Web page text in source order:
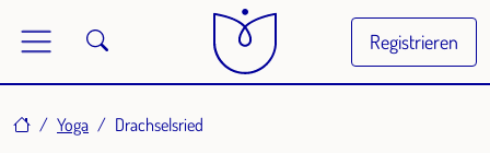
Registrieren
HomeYoga Drachselsried